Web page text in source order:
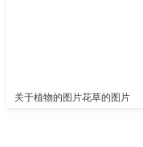
关于植物的图片花草的图片